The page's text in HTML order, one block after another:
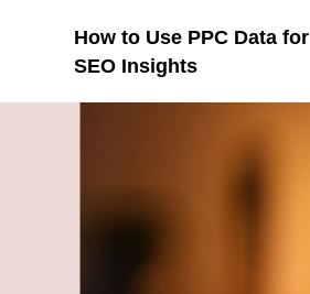
How to Use PPC Data for
SEO Insights